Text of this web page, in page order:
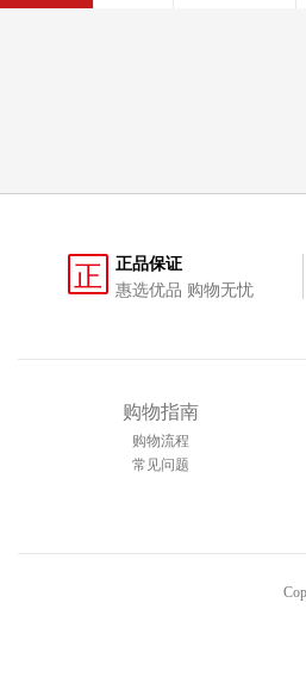
正
正品保证
惠选优品 购物无忧
购物指南
购物流程
常见问题